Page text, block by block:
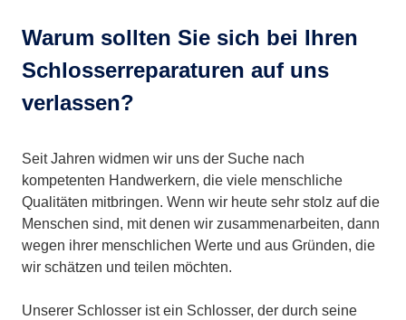
Warum sollten Sie sich bei Ihren
Schlosserreparaturen auf uns
verlassen?
Seit Jahren widmen wir uns der Suche nach
kompetenten Handwerkern, die viele menschliche
Qualitäten mitbringen. Wenn wir heute sehr stolz auf die
Menschen sind, mit denen wir zusammenarbeiten, dann
wegen ihrer menschlichen Werte und aus Gründen, die
wir schätzen und teilen möchten.
Unserer Schlosser ist ein Schlosser, der durch seine